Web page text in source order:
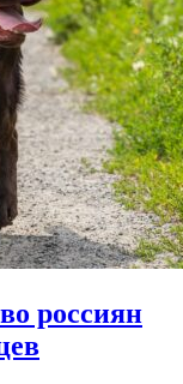
россиян